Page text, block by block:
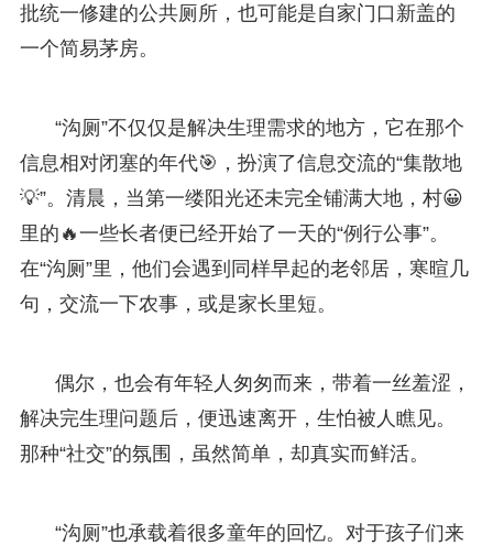
批统一修建的公共厕所，也可能是自家门口新盖的
一个简易茅房。
“沟厕”不仅仅是解决生理需求的地方，它在那个
信息相对闭塞的年代🎯，扮演了信息交流的“集散地
💡”。清晨，当第一缕阳光还未完全铺满大地，村😀
里的🔥一些长者便已经开始了一天的“例行公事”。
在“沟厕”里，他们会遇到同样早起的老邻居，寒暄几
句，交流一下农事，或是家长里短。
偶尔，也会有年轻人匆匆而来，带着一丝羞涩，
解决完生理问题后，便迅速离开，生怕被人瞧见。
那种“社交”的氛围，虽然简单，却真实而鲜活。
“沟厕”也承载着很多童年的回忆。对于孩子们来